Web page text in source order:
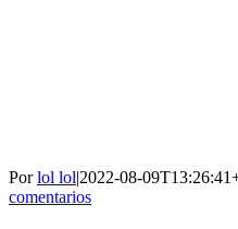
Porlol lol|2022-08-
comentarios